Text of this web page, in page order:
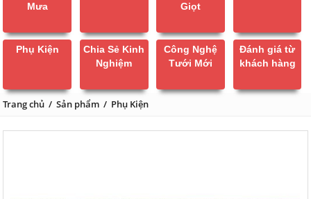
Mưa
Giọt
Phụ Kiện
Chia Sẻ Kinh
Nghiệm
Công Nghệ
Tưới Mới
Đánh giá từ
khách hàng
Trang chủ /Sản phẩm / Phụ Kiện